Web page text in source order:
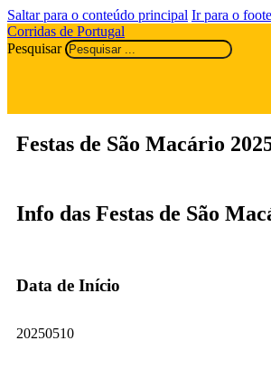
Saltar para o conteúdo principal Ir para o
Corridas de Portugal
Pesquisar
Festas de São Macário
Info das Festas de São
Data de Início
20250510